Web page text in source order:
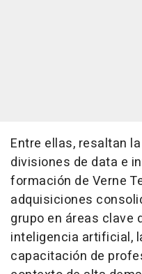
Entre ellas, resaltan
divisiones de data e
formación de Verne
adquisiciones
grupo en áreas clave
inteligencia artificial,
capacitación de